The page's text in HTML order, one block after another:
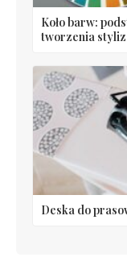
Koło barw:
tworzenia
Deska do